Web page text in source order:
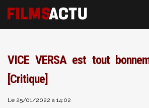
VICE VERSA est tout
[Critique]
Le 25/01/2022 à 14:02